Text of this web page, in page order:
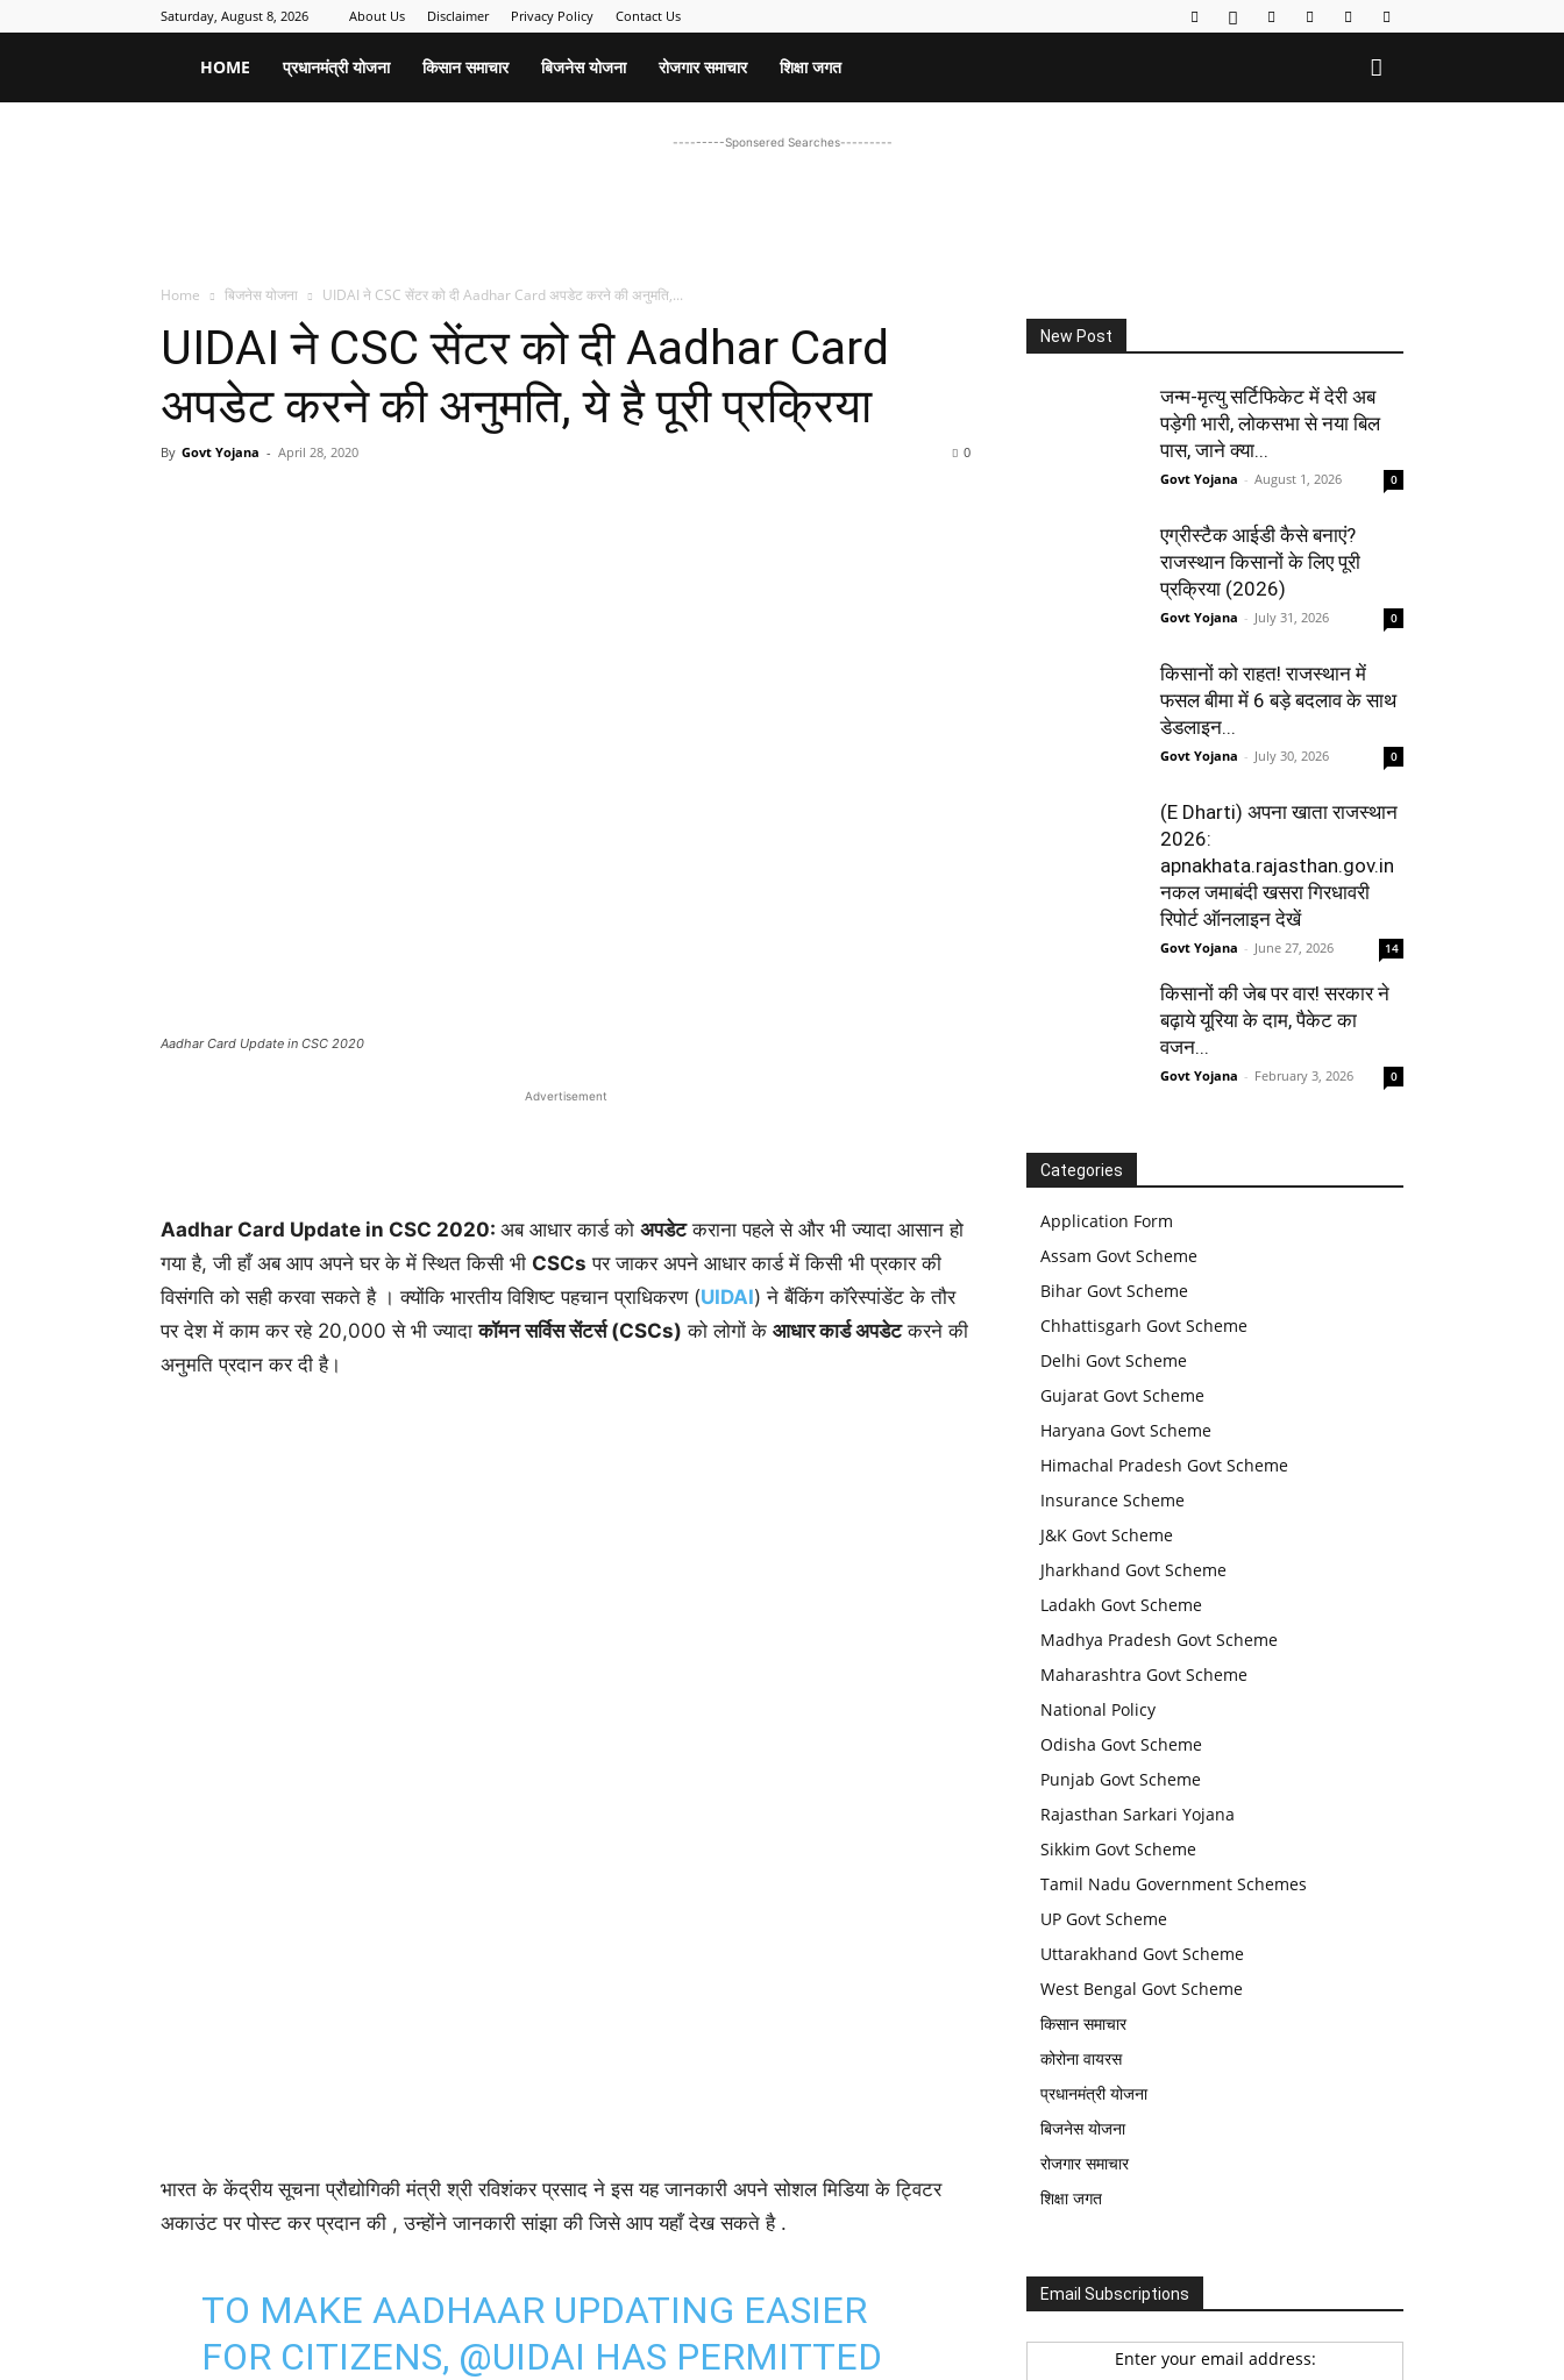
Saturday, August 8, 2026 About Us Disclaimer Privacy Policy Contact Us
Sarkari
HOME प्रधानमंत्री योजना किसान समाचार बिजनेस योजना रोजगार समाचार शिक्षा जगत
---------Sponsered Searches---------
Home बिजनेस योजना UIDAI ने CSC सेंटर को दी Aadhar Card अपडेट करने की अनुमति,...
UIDAI ने CSC सेंटर को दी Aadhar Card
अपडेट करने की अनुमति, ये है पूरी प्रक्रिया
By Govt Yojana - April 28, 2020 0
Aadhar Card Update in CSC 2020
Advertisement
Aadhar Card Update in CSC 2020: अब आधार कार्ड को अपडेटकराना पहले से और भी ज्यादा आसान हो
गया है, जी हाँ अब आप अपने घर के में स्थित किसी भी CSCs पर जाकर अपने आधार कार्ड में किसी भी प्रकार की
विसंगति को सही करवा सकते है । क्योंकि भारतीय विशिष्ट पहचान प्राधिकरण (UIDAI) ने बैंकिंग कॉरेस्पांडेंट के तौर
पर देश में काम कर रहे 20,000 से भी ज्यादाकॉमन सर्विस सेंटर्स (CSCs) को लोगों के आधार कार्ड अपडेटकरने की
अनुमति प्रदान कर दी है।
भारत के केंद्रीय सूचना प्रौद्योगिकी मंत्री श्री रविशंकर प्रसाद ने इस यह जानकारी अपने सोशल मिडिया के ट्विटर
अकाउंट पर पोस्ट कर प्रदान की , उन्होंने जानकारी सांझा की जिसे आप यहाँ देख सकते है .
TO MAKE AADHAAR UPDATING EASIER
FOR CITIZENS, @UIDAI HAS PERMITTED
New Post
जन्म-मृत्यु सर्टिफिकेट में देरी अब
पड़ेगी भारी, लोकसभा से नया बिल
पास, जाने क्या...
Govt Yojana - August 1, 2026 0
एग्रीस्टैक आईडी कैसे बनाएं?
राजस्थान किसानों के लिए पूरी
प्रक्रिया (2026)
Govt Yojana - July 31, 2026 0
किसानों को राहत! राजस्थान में
फसल बीमा में 6 बड़े बदलाव के साथ
डेडलाइन...
Govt Yojana - July 30, 2026 0
(E Dharti) अपना खाता राजस्थान
2026:
apnakhata.rajasthan.gov.in
नकल जमाबंदी खसरा गिरधावरी
रिपोर्ट ऑनलाइन देखें
Govt Yojana - June 27, 2026 14
किसानों की जेब पर वार! सरकार ने
बढ़ाये यूरिया के दाम, पैकेट का
वजन...
Govt Yojana - February 3, 2026 0
Categories
Application Form
Assam Govt Scheme
Bihar Govt Scheme
Chhattisgarh Govt Scheme
Delhi Govt Scheme
Gujarat Govt Scheme
Haryana Govt Scheme
Himachal Pradesh Govt Scheme
Insurance Scheme
J&K Govt Scheme
Jharkhand Govt Scheme
Ladakh Govt Scheme
Madhya Pradesh Govt Scheme
Maharashtra Govt Scheme
National Policy
Odisha Govt Scheme
Punjab Govt Scheme
Rajasthan Sarkari Yojana
Sikkim Govt Scheme
Tamil Nadu Government Schemes
UP Govt Scheme
Uttarakhand Govt Scheme
West Bengal Govt Scheme
किसान समाचार
कोरोना वायरस
प्रधानमंत्री योजना
बिजनेस योजना
रोजगार समाचार
शिक्षा जगत
Email Subscriptions
Enter your email address: